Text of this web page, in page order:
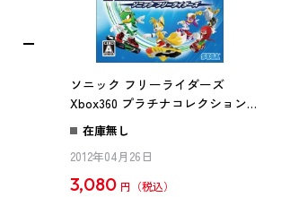
ソニック フリーライダーズ
Xbox360 プラチナコレクション
【Kinect専用タイトル】
在庫無し
2012年04月26日
3,080 円